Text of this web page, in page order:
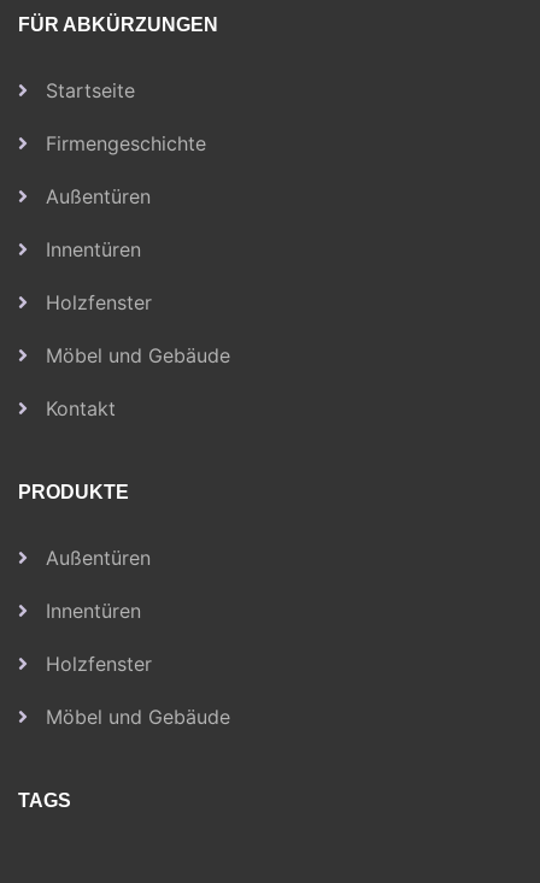
FÜR ABKÜRZUNGEN
Startseite
Firmengeschichte
Außentüren
Innentüren
Holzfenster
Möbel und Gebäude
Kontakt
PRODUKTE
Außentüren
Innentüren
Holzfenster
Möbel und Gebäude
TAGS